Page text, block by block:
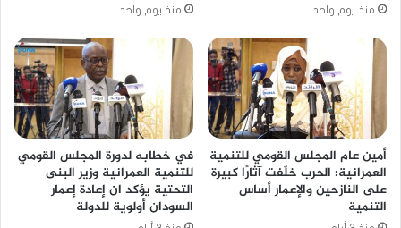
منذ يوم واحد منذ يوم واحد
أمين عام المجلس القومي للتنمية
العمرانية: الحرب خلّفت آثارًا كبيرة
على النازحين والإعمار أساس
التنمية
في خطابه لدورة المجلس القومي
للتنمية العمرانية وزير البنى
التحتية يؤكد ان إعادة إعمار
السودان أولوية للدولة